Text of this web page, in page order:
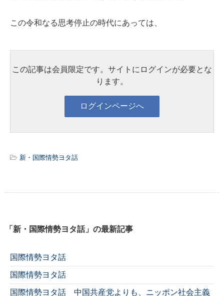
この令和なる思考停止の時代にあっては、
この記事は会員限定です。サイトにログインが必要とな
ります。
新・国際情勢ヨタ話
「新・国際情勢ヨタ話」の最新記事
国際情勢ヨタ話
国際情勢ヨタ話
国際情勢ヨタ話 中国共産党よりも、ニッポン社会主義